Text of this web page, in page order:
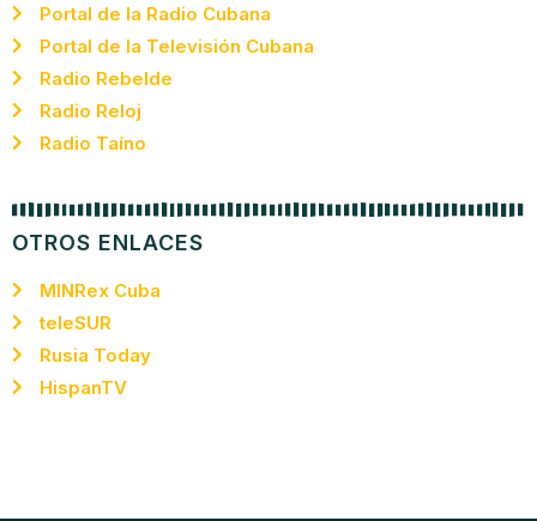
Portal de la Radio Cubana
Portal de la Televisión Cubana
Radio Rebelde
Radio Reloj
Radio Taíno
OTROS ENLACES
MINRex Cuba
teleSUR
Rusia Today
HispanTV